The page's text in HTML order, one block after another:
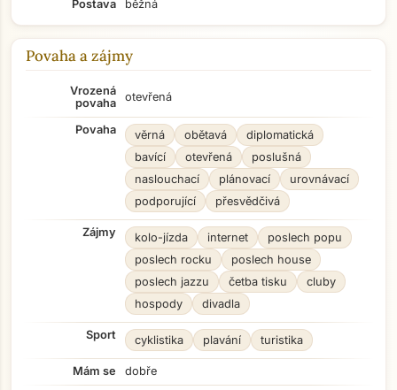
Postava
běžná
Povaha a zájmy
Vrozená
povaha
otevřená
Povaha věrná obětavá
diplomatická
bavící
otevřená
poslušná
naslouchací
plánovací
urovnávací
podporující
přesvědčivá
Zájmy kolo-jízda internet
poslech popu
poslech rocku
poslech house
poslech jazzu
četba tisku
cluby
hospody
divadla
Sport cyklistika plavání turistika
Mám se
dobře